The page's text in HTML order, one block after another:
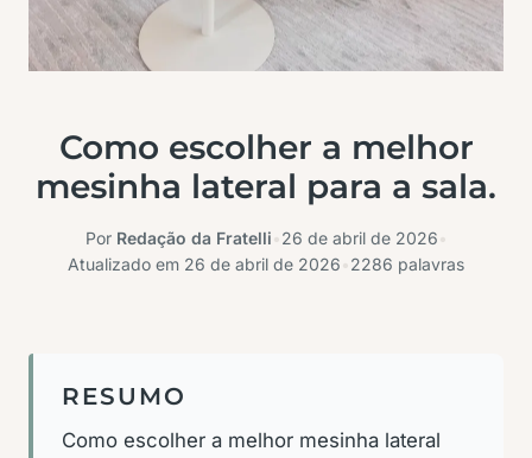
Como escolher a melhor
mesinha lateral para a sala.
Por Redação da Fratelli 26 de abril de 2026
Atualizado em 26 de abril de 2026 2286 palavras
RESUMO
Como escolher a melhor mesinha lateral